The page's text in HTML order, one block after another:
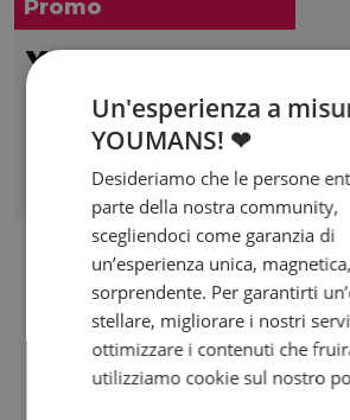
Promo
YAMAHA YZF R7
dep.A2 Abs my22
2023 | 1192 km | 689 cc | 47.6 Hp | 35 Kw
€ 8.900
7.900 €
Un'esperienza a
YOUMANS! ❤
Desideriamo che le persone
parte della nostra community,
scegliendoci come garanzia di
un’esperienza unica, magnetica,
sorprendente. Per garantirti
stellare, migliorare i nostri
ottimizzare i contenuti che
utilizziamo cookie sul nostro